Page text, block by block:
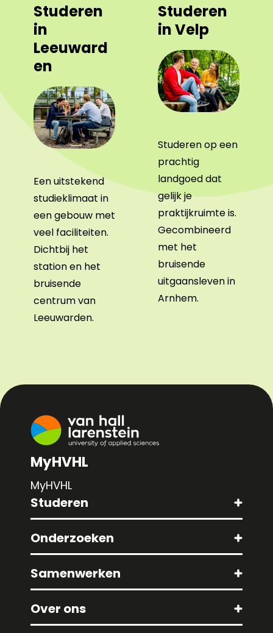
Studeren
in
Leeuward
en
Een uitstekend
studieklimaat in
een gebouw met
veel faciliteiten.
Dichtbij het
station en het
bruisende
centrum van
Leeuwarden.
Studeren
in Velp
Studeren op een
prachtig
landgoed dat
gelijk je
praktijkruimte is.
Gecombineerd
met het
bruisende
uitgaansleven in
Arnhem.
MyHVHL
MyHVHL
Studeren
Onderzoeken
Samenwerken
Over ons